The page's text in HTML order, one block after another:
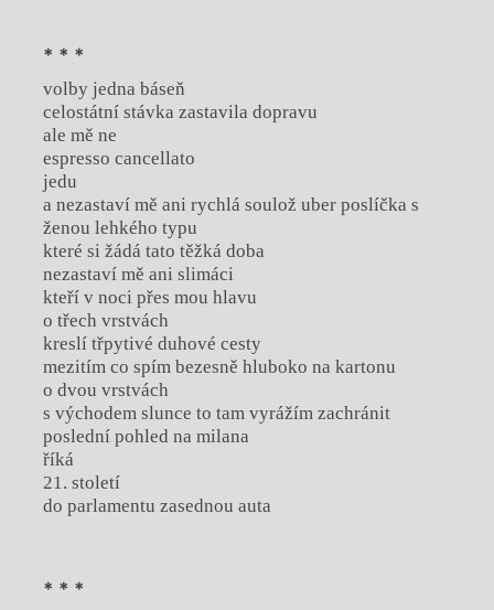
* * *
volby jedna báseň
celostátní stávka zastavila dopravu
ale mě ne
espresso cancellato
jedu
a nezastaví mě ani rychlá soulož uber poslíčka s
ženou lehkého typu
které si žádá tato těžká doba
nezastaví mě ani slimáci
kteří v noci přes mou hlavu
o třech vrstvách
kreslí třpytivé duhové cesty
mezitím co spím bezesně hluboko na kartonu
o dvou vrstvách
s východem slunce to tam vyrážím zachránit
poslední pohled na milana
říká
21. století
do parlamentu zasednou auta
* * *